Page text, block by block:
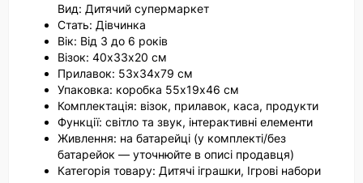
Вид: Дитячий супермаркет
Стать: Дівчинка
Вік: Від 3 до 6 років
Візок: 40х33х20 см
Прилавок: 53х34х79 см
Упаковка: коробка 55х19х46 см
Комплектація: візок, прилавок, каса, продукти
Функції: світло та звук, інтерактивні елементи
Живлення: на батарейці (у комплекті/без
батарейок — уточнюйте в описі продавця)
Категорія товару: Дитячі іграшки, Ігрові набори